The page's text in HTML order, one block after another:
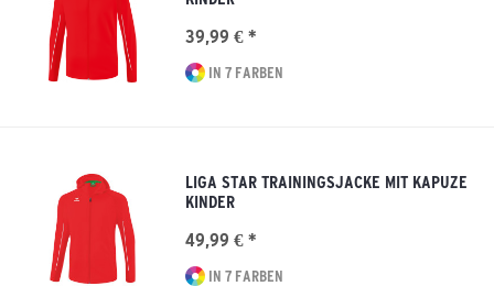
39,99 € *
IN 7 FARBEN
LIGA STAR TRAININGSJACKE MIT KAPUZE
KINDER
49,99 € *
IN 7 FARBEN